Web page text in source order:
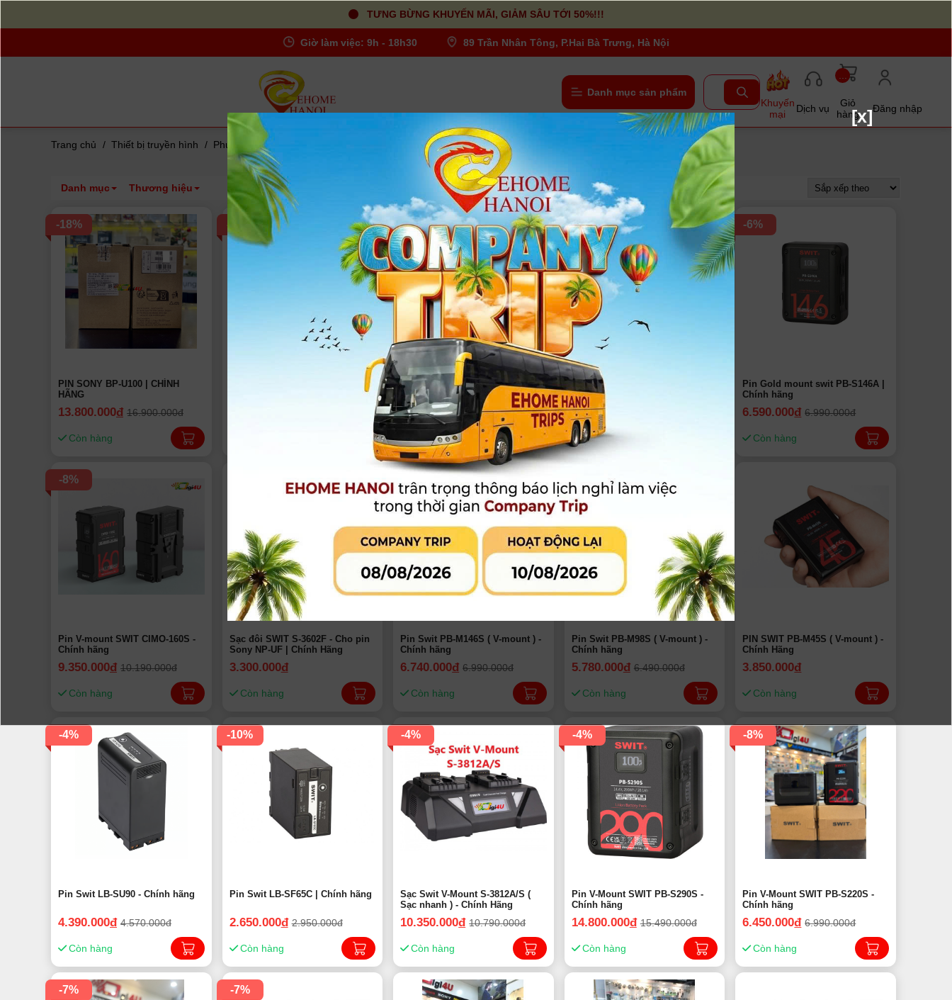
TƯNG BỪNG KHUYẾN MÃI, GIẢM SÂU TỚI 50%!!!
Giờ làm việc: 9h - 18h30 89 Trần Nhân Tông, P.Hai Bà Trưng, Hà Nội
Danh mục sản phẩm
Khuyến
mại
Dịch vụ
Giỏ
hàng
Đăng nhập
Trang chủ / Thiết bị truyền hình / Phụ kiện chuyên dụng Pin, Sạc cho máy quay chuyên dụng
Danh mục Thương hiệu
-18%
PIN SONY BP-U100 | CHÍNH
HÃNG
13.800.000đ 16.900.000đ
Còn hàng
-28% -9%
Pin V-Mount NEEWER PS099E
6800mAh 14.5V 99Wh | Chính
Hãng
2.990.000đ 3.290.000đ
Còn hàng
-6%
Pin Gold mount SWIT PB-S220A
| Chính hãng
7.990.000
Còn hàng
-6%
Pin Gold mount swit PB-S146A |
Chính hãng
6.590.000đ 6.990.000đ
Còn hàng
-8%
Pin V-mount SWIT CIMO-160S -
Chính hãng
9.350.000đ 10.190.000đ
Còn hàng
Sạc đôi SWIT S-3602F - Cho pin
Sony NP-UF | Chính Hãng
3.300.000đ
Còn hàng
-4%
Pin Swit PB-M146S ( V-mount ) -
Chính hãng
6.740.000đ 6.990.000đ
Còn hàng
-11%
Pin Swit PB-M98S ( V-mount ) -
Chính hãng
5.780.000đ 6.490.000đ
Còn hàng
PIN SWIT PB-M45S ( V-mount ) -
Chính Hãng
3.850.000đ
Còn hàng
-4%
Pin Swit LB-SU90 - Chính hãng
4.390.000đ 4.570.000đ
Còn hàng
-10%
Pin Swit LB-SF65C | Chính hãng
2.650.000đ 2.950.000đ
Còn hàng
-4%
Sạc Swit V-Mount S-3812A/S (
Sạc nhanh ) - Chính Hãng
10.350.000đ 10.790.000đ
Còn hàng
-4%
Pin V-Mount SWIT PB-S290S -
Chính hãng
14.800.000đ 15.490.000đ
Còn hàng
-8%
Pin V-Mount SWIT PB-S220S -
Chính hãng
6.450.000đ 6.990.000đ
Còn hàng
-7% -7%
[x]